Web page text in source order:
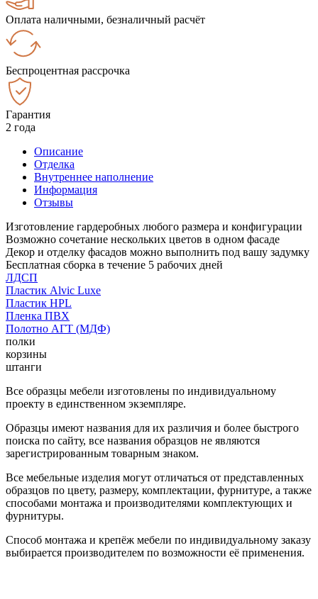
Оплата наличными, безналичный расчёт
Беспроцентная рассрочка
Гарантия
2 года
Описание
Отделка
Внутреннее наполнение
Информация
Отзывы
Изготовление гардеробных любого размера и конфигурации
Возможно сочетание нескольких цветов в одном фасаде
Декор и отделку фасадов можно выполнить под вашу задумку
Бесплатная сборка в течение 5 рабочих дней
ЛДСП
Пластик Alvic Luxe
Пластик HPL
Пленка ПВХ
Полотно АГТ (МДФ)
полки
корзины
штанги
Все образцы мебели изготовлены по индивидуальному
проекту в единственном экземпляре.
Образцы имеют названия для их различия и более быстрого
поиска по сайту, все названия образцов не являются
зарегистрированным товарным знаком.
Все мебельные изделия могут отличаться от представленных
образцов по цвету, размеру, комплектации, фурнитуре, а также
способами монтажа и производителями комплектующих и
фурнитуры.
Способ монтажа и крепёж мебели по индивидуальному заказу
выбирается производителем по возможности её применения.